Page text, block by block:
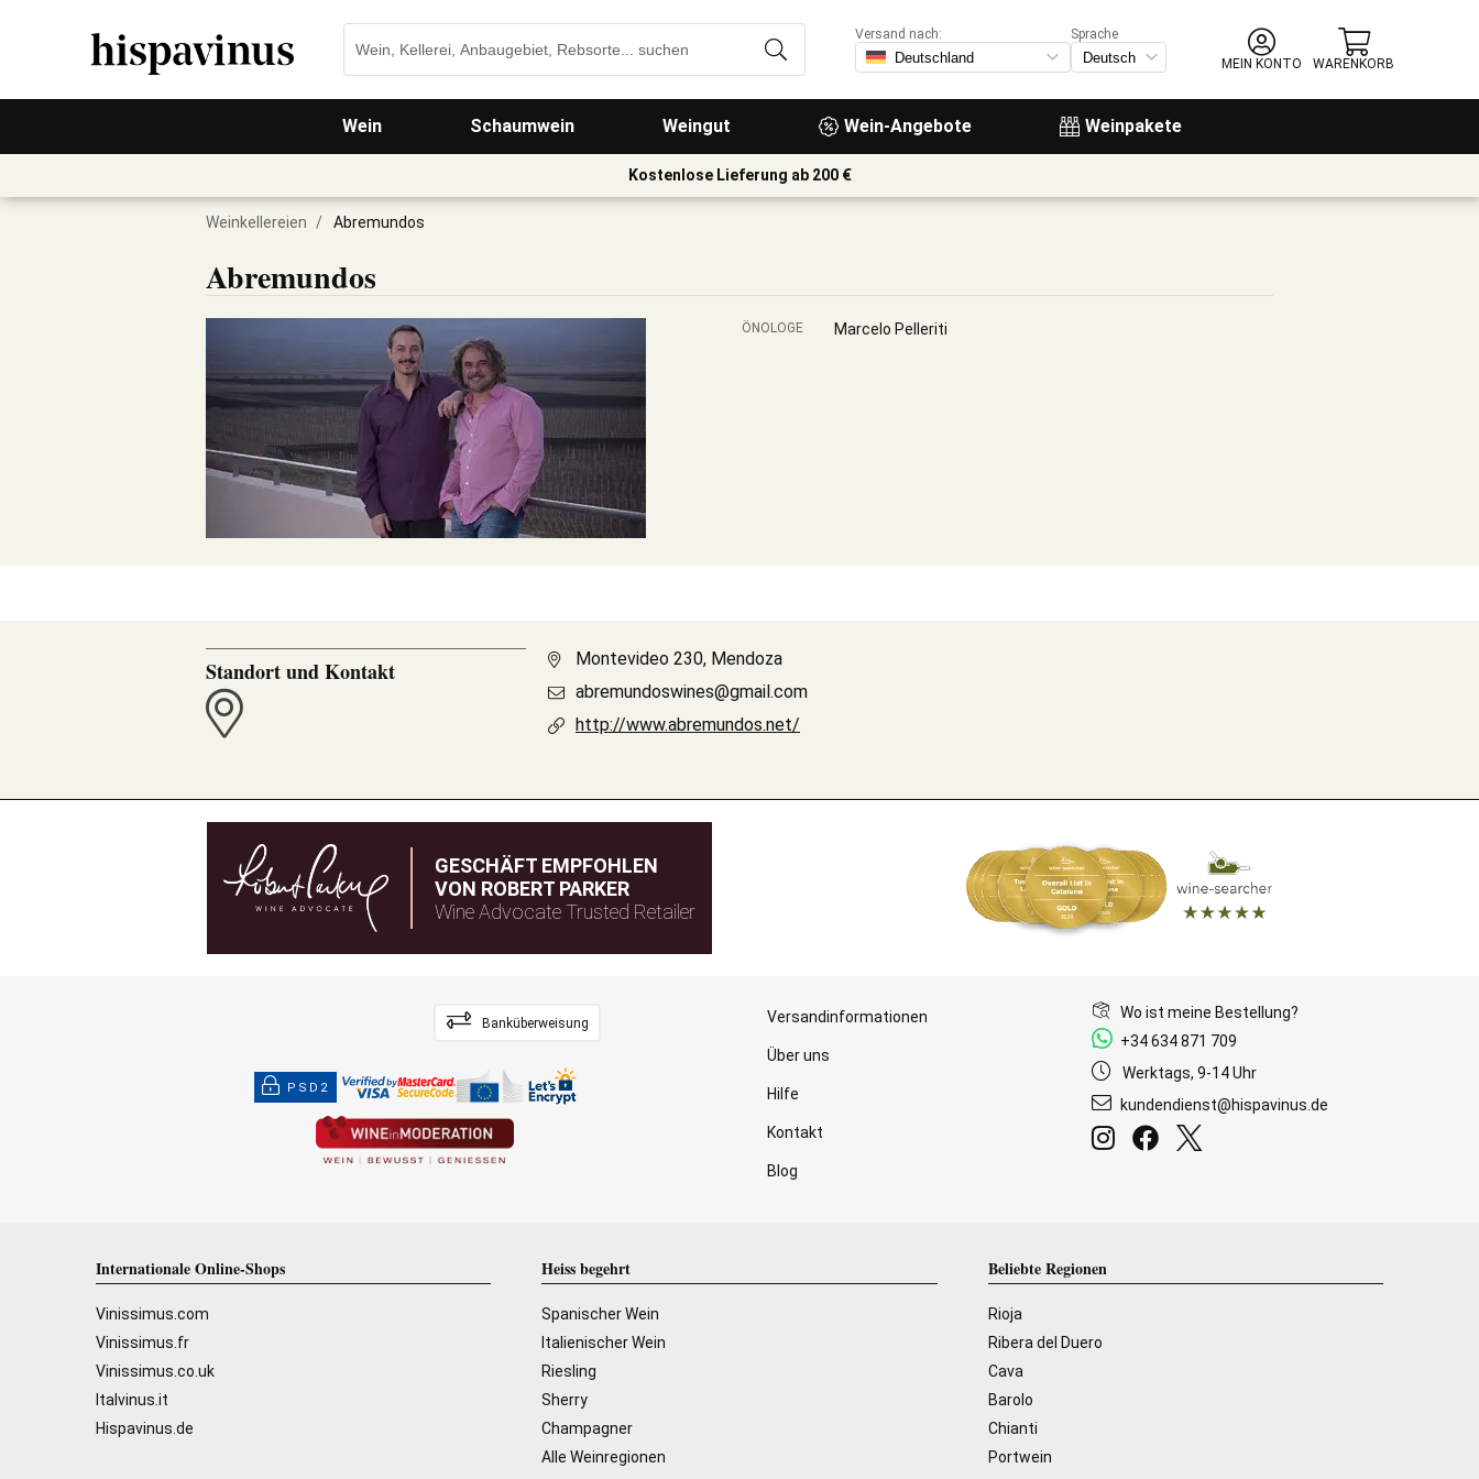
Wein Schaumwein Weingut Wein-Angebote Weinpakete
Versand nach:
Sprache
MEIN KONTO
WARENKORB
Kostenlose Lieferung ab 200 €
Weinkellereien / Abremundos
Abremundos
ÖNOLOGE Marcelo Pelleriti
Standort und Kontakt
Montevideo 230, Mendoza
abremundoswines@gmail.com
http://www.abremundos.net/
GESCHÄFT EMPFOHLEN
VON ROBERT PARKER
Wine Advocate Trusted Retailer
Banküberweisung
PSD2
Versandinformationen
Über uns
Hilfe
Kontakt
Blog
Wo ist meine Bestellung?
+34 634 871 709
Werktags, 9-14 Uhr
kundendienst@hispavinus.de
Internationale Online-Shops
Vinissimus.com
Vinissimus.fr
Vinissimus.co.uk
Italvinus.it
Hispavinus.de
Heiss begehrt
Spanischer Wein
Italienischer Wein
Riesling
Sherry
Champagner
Alle Weinregionen
Beliebte Regionen
Rioja
Ribera del Duero
Cava
Barolo
Chianti
Portwein